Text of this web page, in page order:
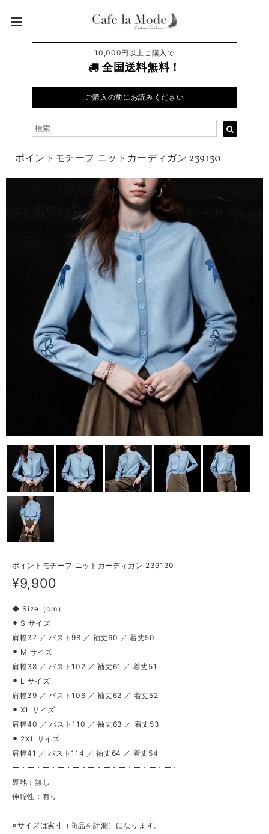
10,000円以上ご購入で
全国送料無料！
ご購入の前にお読みください
ポイントモチーフ ニットカーディガン 239130
ポイントモチーフ ニットカーディガン 239130
¥9,900
◆ Size（cm）
⚫︎ S サイズ
肩幅37 ／ バスト98 ／ 袖丈60 ／ 着丈50
⚫︎ M サイズ
肩幅38 ／ バスト102 ／ 袖丈61 ／ 着丈51
⚫︎ L サイズ
肩幅39 ／ バスト106 ／ 袖丈62 ／ 着丈52
⚫︎ XL サイズ
肩幅40 ／ バスト110 ／ 袖丈63 ／ 着丈53
⚫︎ 2XL サイズ
肩幅41 ／ バスト114 ／ 袖丈64 ／ 着丈54
ー・ー・ー・ー・ー・ー・ー・ー・ー・ー・ー・
裏地：無し
伸縮性：有り
※サイズは実寸（商品を計測）になります。